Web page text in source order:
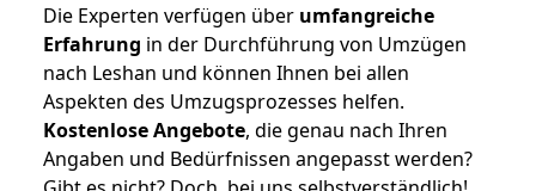
Die Experten verfügen über umfangreiche
Erfahrung in der Durchführung von Umzügen
nach Leshan und können Ihnen bei allen
Aspekten des Umzugsprozesses helfen.
Kostenlose Angebote, die genau nach Ihren
Angaben und Bedürfnissen angepasst werden?